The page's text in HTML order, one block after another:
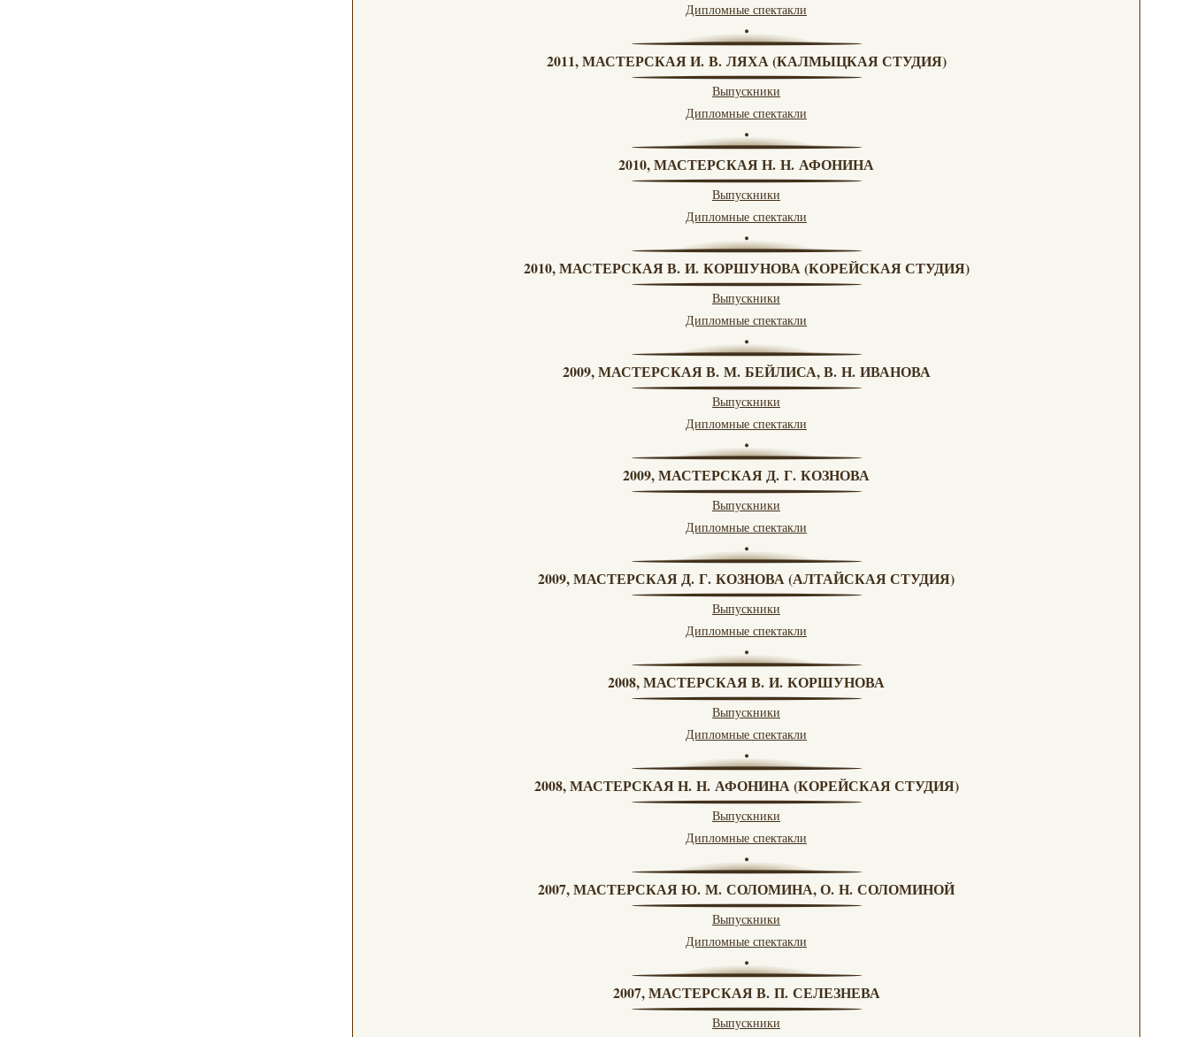
Дипломные спектакли
2011, МАСТЕРСКАЯ И. В. ЛЯХА (КАЛМЫЦКАЯ СТУДИЯ)
Выпускники
Дипломные спектакли
2010, МАСТЕРСКАЯ Н. Н. АФОНИНА
Выпускники
Дипломные спектакли
2010, МАСТЕРСКАЯ В. И. КОРШУНОВА (КОРЕЙСКАЯ СТУДИЯ)
Выпускники
Дипломные спектакли
2009, МАСТЕРСКАЯ В. М. БЕЙЛИСА, В. Н. ИВАНОВА
Выпускники
Дипломные спектакли
2009, МАСТЕРСКАЯ Д. Г. КОЗНОВА
Выпускники
Дипломные спектакли
2009, МАСТЕРСКАЯ Д. Г. КОЗНОВА (АЛТАЙСКАЯ СТУДИЯ)
Выпускники
Дипломные спектакли
2008, МАСТЕРСКАЯ В. И. КОРШУНОВА
Выпускники
Дипломные спектакли
2008, МАСТЕРСКАЯ Н. Н. АФОНИНА (КОРЕЙСКАЯ СТУДИЯ)
Выпускники
Дипломные спектакли
2007, МАСТЕРСКАЯ Ю. М. СОЛОМИНА, О. Н. СОЛОМИНОЙ
Выпускники
Дипломные спектакли
2007, МАСТЕРСКАЯ В. П. СЕЛЕЗНЕВА
Выпускники